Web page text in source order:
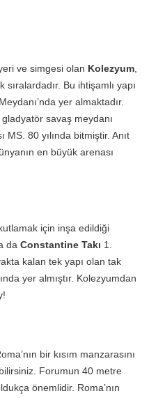
ve simgesi olan Kolezyum
Bu ihtişamlı yapı
yer almaktadır.
savaş meydanı
MS. 80 yılında bitmiştir. Anıt
en büyük arenası
için inşa edildiği
da Constantine Takı 1.
kalan tek yapı olan tak
yer almıştır. Kolezyumdan
bir kısım manzarasını
Forumun 40 metre
önemlidir. Roma’nın